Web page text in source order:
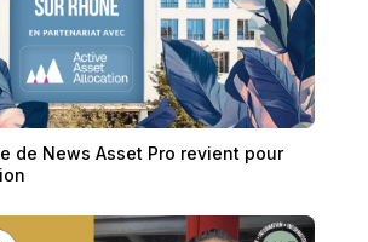
de News Asset Pro revient pour